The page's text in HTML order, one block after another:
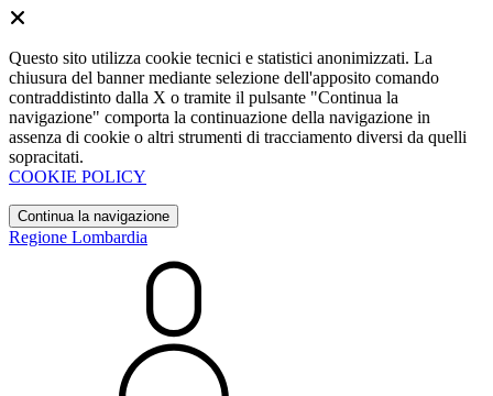
Questo sito utilizza cookie tecnici e statistici anonimizzati. La
chiusura del banner mediante selezione dell'apposito comando
contraddistinto dalla X o tramite il pulsante "Continua la
navigazione" comporta la continuazione della navigazione in
assenza di cookie o altri strumenti di tracciamento diversi da quelli
sopracitati.
COOKIE POLICY
Continua la navigazione
Regione Lombardia